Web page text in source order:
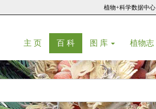
植物+科学数据中心
主 页(current)
百 科(current)
图 库 植物志